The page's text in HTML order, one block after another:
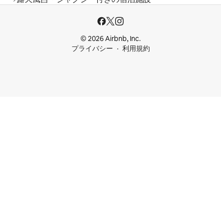
© 2026 Airbnb, Inc.
プライバシー
利用規約